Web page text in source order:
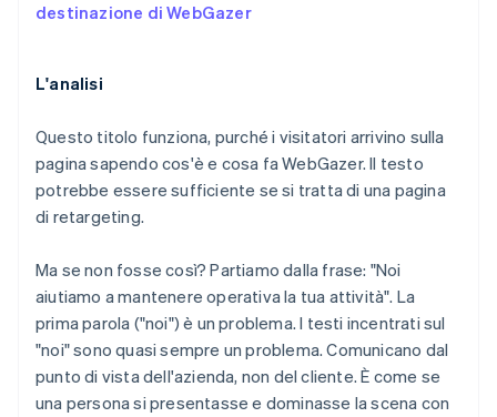
destinazione di WebGazer
L'analisi
Questo titolo funziona, purché i visitatori arrivino sulla
pagina sapendo cos'è e cosa fa WebGazer. Il testo
potrebbe essere sufficiente se si tratta di una pagina
di retargeting.
Ma se non fosse così? Partiamo dalla frase: "Noi
aiutiamo a mantenere operativa la tua attività". La
prima parola ("noi") è un problema. I testi incentrati sul
"noi" sono quasi sempre un problema. Comunicano dal
punto di vista dell'azienda, non del cliente. È come se
una persona si presentasse e dominasse la scena con